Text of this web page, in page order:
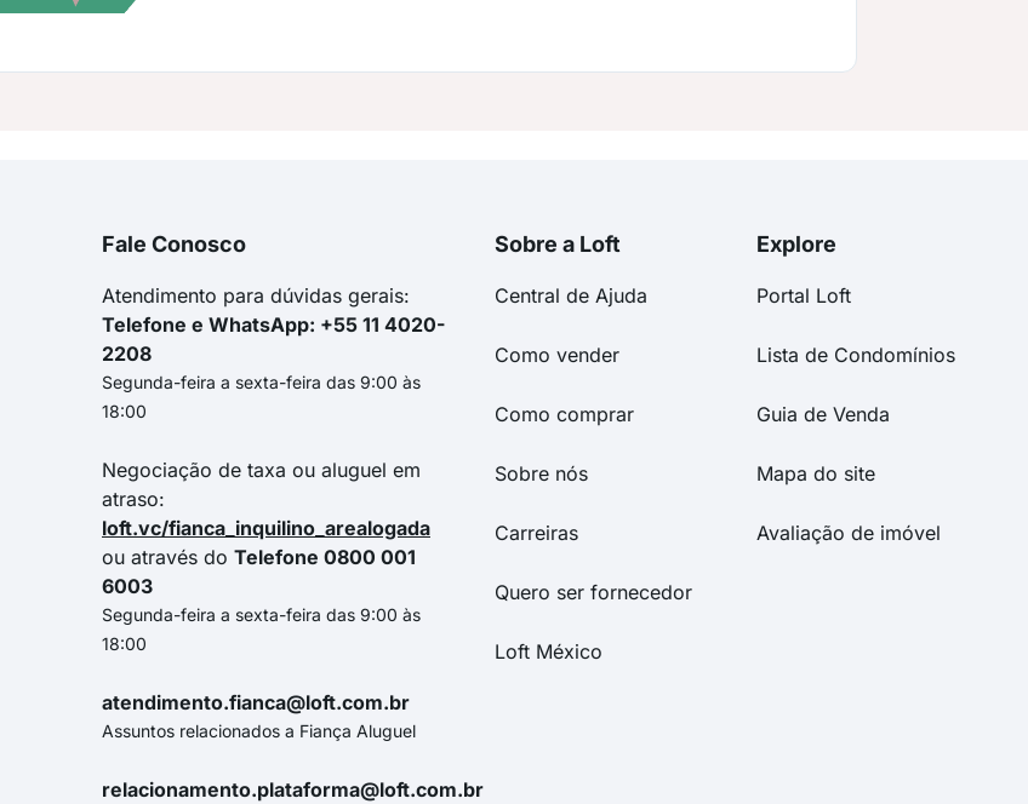
Fale Conosco
Atendimento para dúvidas gerais:
Telefone e WhatsApp: +55 11 4020-
2208
Segunda-feira a sexta-feira das 9:00 às
18:00
Negociação de taxa ou aluguel em
atraso:
loft.vc/fianca_inquilino_arealogada
ou através do Telefone 0800 001
6003
Segunda-feira a sexta-feira das 9:00 às
18:00
atendimento.fianca@loft.com.br
Assuntos relacionados a Fiança Aluguel
relacionamento.plataforma@loft.com.br
Sobre a Loft
Central de Ajuda
Como vender
Como comprar
Sobre nós
Carreiras
Quero ser fornecedor
Loft México
Explore
Portal Loft
Lista de Condomínios
Guia de Venda
Mapa do site
Avaliação de imóvel